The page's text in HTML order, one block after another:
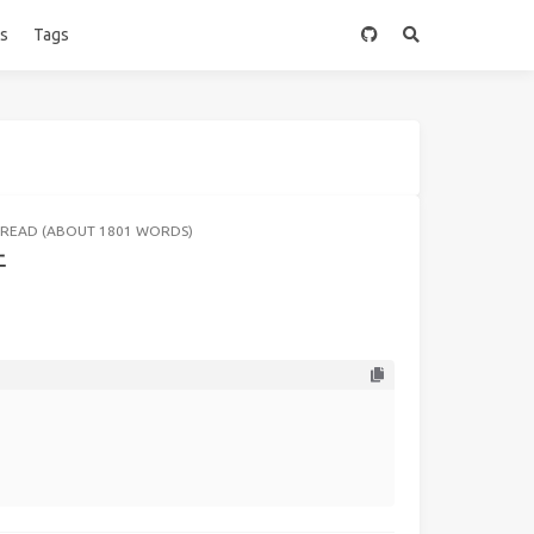
Tags
(ABOUT 1801 WORDS)